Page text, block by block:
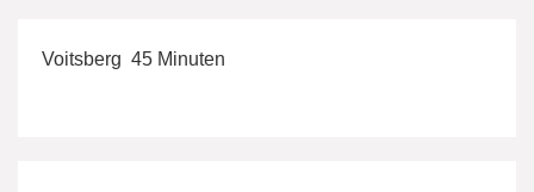
Voitsberg  45 Minuten